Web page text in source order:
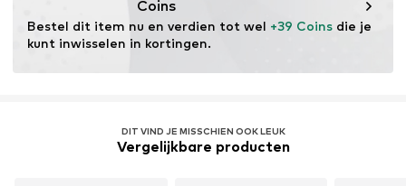
Coins
Bestel dit item nu en verdien tot wel +39 Coins die je
kunt inwisselen in kortingen.
DIT VIND JE MISSCHIEN OOK LEUK
Vergelijkbare producten